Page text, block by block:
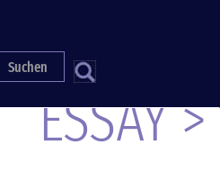
S
ESSAY >